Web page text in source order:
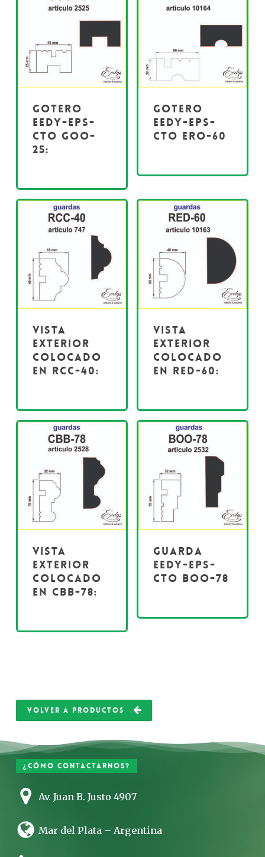
Gotero
EEDY-EPS-
CTO GOO-
25:
Gotero
EEDY-EPS-
CTO ERO-60
Vista
exterior
colocado
en RCC-40:
Vista
exterior
colocado
en RED-60:
Vista
exterior
colocado
en CBB-78:
Guarda
EEDY-EPS-
CTO BOO-78
VOLVER A PRODUCTOS
¿Cómo contactarnos?
Av. Juan B. Justo 4907
Mar del Plata – Argentina